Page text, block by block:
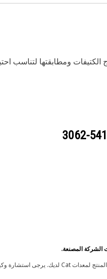
الكتيفات ومطابقتها لتناسب
541-3062